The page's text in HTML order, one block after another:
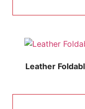
Leather